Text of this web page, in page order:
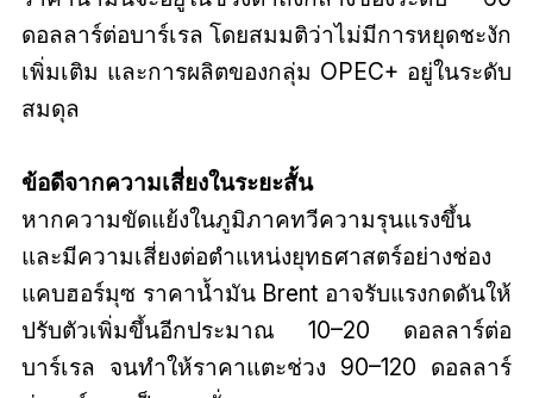
ดอลลาร์ต่อบาร์เรล โดยสมมติว่าไม่มีการหยุดชะงัก
เพิ่มเติม และการผลิตของกลุ่ม OPEC+ อยู่ในระดับ
สมดุล
ข้อดีจากความเสี่ยงในระยะสั้น
หากความขัดแย้งในภูมิภาคทวีความรุนแรงขึ้น
และมีความเสี่ยงต่อตำแหน่งยุทธศาสตร์อย่างช่อง
แคบฮอร์มุซ ราคาน้ำมัน Brent อาจรับแรงกดดันให้
ปรับตัวเพิ่มขึ้นอีกประมาณ 10–20 ดอลลาร์ต่อ
บาร์เรล จนทำให้ราคาแตะช่วง 90–120 ดอลลาร์